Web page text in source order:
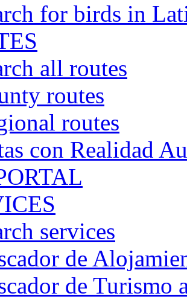
for birds in
all routes
routes
routes
con Realidad
services
de
de Turismo